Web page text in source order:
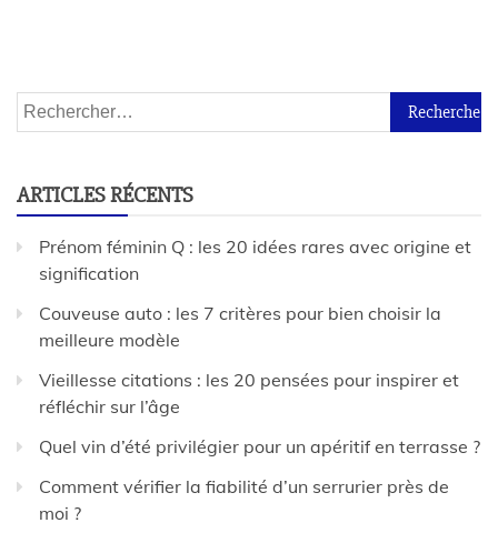
ARTICLES RÉCENTS
Prénom féminin Q : les 20 idées rares avec origine et
signification
Couveuse auto : les 7 critères pour bien choisir la
meilleure modèle
Vieillesse citations : les 20 pensées pour inspirer et
réfléchir sur l’âge
Quel vin d’été privilégier pour un apéritif en terrasse ?
Comment vérifier la fiabilité d’un serrurier près de
moi ?